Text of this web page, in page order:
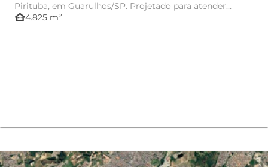
Pirituba, em Guarulhos/SP. Projetado para atender
operações log...
other_houses4.825 m²